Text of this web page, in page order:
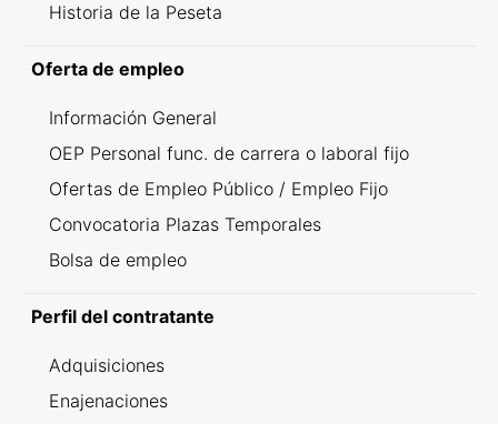
Historia de la Peseta
Oferta de empleo
Información General
OEP Personal func. de carrera o laboral fijo
Ofertas de Empleo Público / Empleo Fijo
Convocatoria Plazas Temporales
Bolsa de empleo
Perfil del contratante
Adquisiciones
Enajenaciones